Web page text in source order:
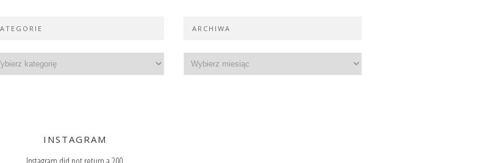
ARCHIWA
INSTAGRAM